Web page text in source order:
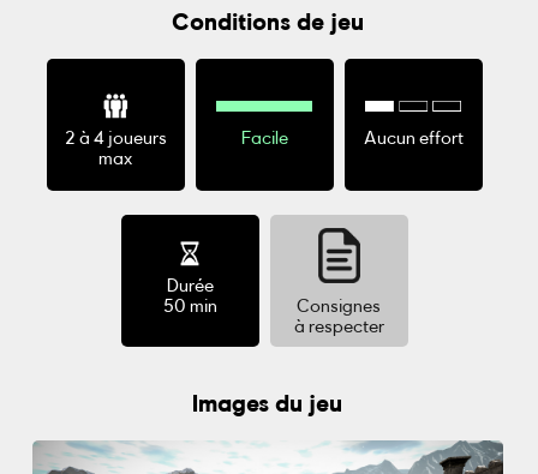
Conditions de jeu
2 à 4 joueurs
max
Facile Aucun effort
Durée
50 min
Consignes
à respecter
Images du jeu